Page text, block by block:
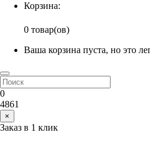
Корзина:
0 товар(ов)
Ваша корзина пуста, но это
0
4861
×
Заказ в 1 клик